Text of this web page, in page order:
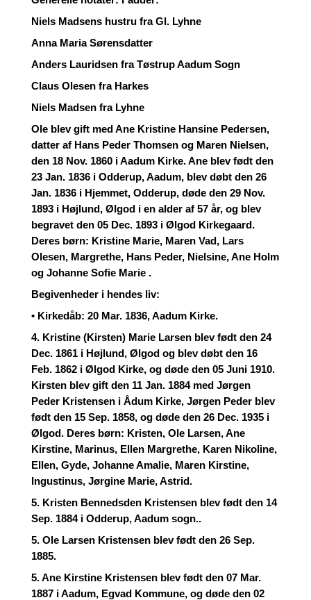
Niels Madsens hustru fra Gl. Lyhne
Anna Maria Sørensdatter
Anders Lauridsen fra Tøstrup Aadum Sogn
Claus Olesen fra Harkes
Niels Madsen fra Lyhne
Ole blev gift med Ane Kristine Hansine Pedersen,
datter af Hans Peder Thomsen og Maren Nielsen,
den 18 Nov. 1860 i Aadum Kirke. Ane blev født den
23 Jan. 1836 i Odderup, Aadum, blev døbt den 26
Jan. 1836 i Hjemmet, Odderup, døde den 29 Nov.
1893 i Højlund, Ølgod i en alder af 57 år, og blev
begravet den 05 Dec. 1893 i Ølgod Kirkegaard.
Deres børn: Kristine Marie, Maren Vad, Lars
Olesen, Margrethe, Hans Peder, Nielsine, Ane Holm
og Johanne Sofie Marie .
Begivenheder i hendes liv:
• Kirkedåb: 20 Mar. 1836, Aadum Kirke.
4. Kristine (Kirsten) Marie Larsen blev født den 24
Dec. 1861 i Højlund, Ølgod og blev døbt den 16
Feb. 1862 i Ølgod Kirke, og døde den 05 Juni 1910.
Kirsten blev gift den 11 Jan. 1884 med Jørgen
Peder Kristensen i Ådum Kirke, Jørgen Peder blev
født den 15 Sep. 1858, og døde den 26 Dec. 1935 i
Ølgod. Deres børn: Kristen, Ole Larsen, Ane
Kirstine, Marinus, Ellen Margrethe, Karen Nikoline,
Ellen, Gyde, Johanne Amalie, Maren Kirstine,
Ingustinus, Jørgine Marie, Astrid.
5. Kristen Bennedsden Kristensen blev født den 14
Sep. 1884 i Odderup, Aadum sogn..
5. Ole Larsen Kristensen blev født den 26 Sep.
1885.
5. Ane Kirstine Kristensen blev født den 07 Mar.
1887 i Aadum, Egvad Kommune, og døde den 02